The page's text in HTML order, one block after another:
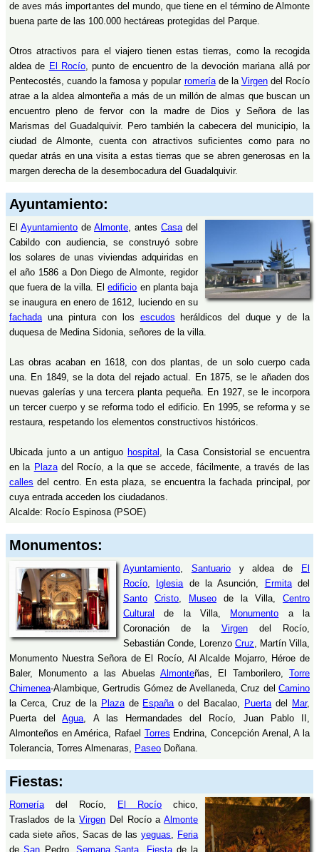
de aves más importantes del mundo, que tiene en el término de Almonte
buena parte de las 100.000 hectáreas protegidas del Parque.
Otros atractivos para el viajero tienen estas tierras, como la recogida
aldea de El Rocío, punto de encuentro de la devoción mariana allá por
Pentecostés, cuando la famosa y popular romeríade la Virgendel Rocío
atrae a la aldea almonteña a más de un millón de almas que buscan un
encuentro pleno de fervor con la madre de Dios y Señora de las
Marismas del Guadalquivir. Pero también la cabecera del municipio, la
ciudad de Almonte, cuenta con atractivos suficientes como para no
quedar atrás en una visita a estas tierras que se abren generosas en la
margen derecha de la desembocadura del Guadalquivir.
Ayuntamiento:
ElAyuntamiento deAlmonte, antesCasadel
Cabildo con audiencia, se construyó sobre
los solares de unas viviendas adquiridas en
el año 1586 a Don Diego de Almonte, regidor
que fuera de la villa. Eledificio en planta baja
se inaugura en enero de 1612, luciendo en su
fachadauna pintura con los escudos heráldicos del duque y de la
duquesa de Medina Sidonia, señores de la villa.
Las obras acaban en 1618, con dos plantas, de un solo cuerpo cada
una. En 1849, se la dota del rejado actual. En 1875, se le añaden dos
nuevas galerías y una tercera planta pequeña. En 1927, se le incorpora
un tercer cuerpo y se reforma todo el edificio. En 1995, se reforma y se
restaura, respetando los elementos constructivos históricos.
Ubicada junto a un antiguo hospital , la Casa Consistorial se encuentra
en la Plazadel Rocío, a la que se accede, fácilmente, a través de las
calles del centro. En esta plaza, se encuentra la fachada principal, por
cuya entrada acceden los ciudadanos.
Alcalde: Rocío Espinosa (PSOE)
Monumentos:
Ayuntamiento, Santuarioy aldea de
El
Rocío, Iglesiade la Asunción, Ermitadel
Santo
Cristo, Museo de la Villa, Centro
Cultural
de la Villa, Monumento a la
Coronación de la Virgendel Rocío,
Sebastián Conde, Lorenzo Cruz, Martín Villa,
Monumento Nuestra Señora de El Rocío, Al Alcalde Mojarro, Héroe de
Baler, Monumento a las Abuelas Almonteñas, El Tamborilero, Torre
Chimenea-Alambique, Gertrudis Gómez de Avellaneda, Cruz del Camino
la Cerca, Cruz de la Plazade Españao del Bacalao, Puertadel Mar,
Puerta delAgua, A las Hermandades del Rocío, Juan Pablo II,
Almonteños en América, Rafael Torres Endrina, Concepción Arenal, A la
Tolerancia, Torres Almenaras, Paseo Doñana.
Fiestas:
Romeríadel Rocío, El Rocío chico,
Traslados de laVirgen Del Rocío aAlmonte
cada siete años, Sacas de lasyeguas, Feria
deSan Pedro, Semana Santa, Fiestade la